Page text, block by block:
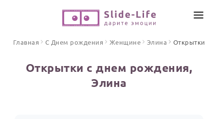
ИНСТРУМЕНТЫ
Главная С Днем рождения Женщине Элина Открытки
Открытки с днем рождения,
Элина